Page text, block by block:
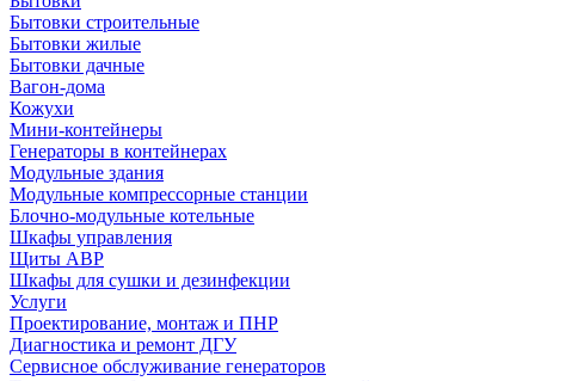
Бытовки строительные
Бытовки жилые
Бытовки дачные
Вагон-дома
Кожухи
Мини-контейнеры
Генераторы в контейнерах
Модульные здания
Модульные компрессорные станции
Блочно-модульные котельные
Шкафы управления
Щиты АВР
Шкафы для сушки и дезинфекции
Услуги
Проектирование, монтаж и ПНР
Диагностика и ремонт ДГУ
Сервисное обслуживание генераторов